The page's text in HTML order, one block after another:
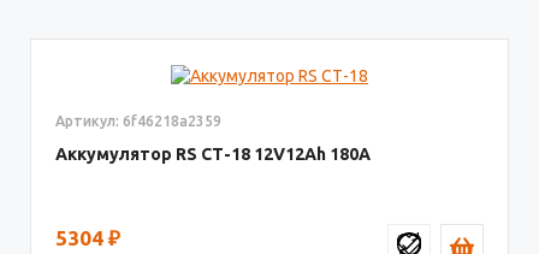
Артикул: 6f46218a2359
Аккумулятор RS СТ-18 12V12 180
5304 ₽